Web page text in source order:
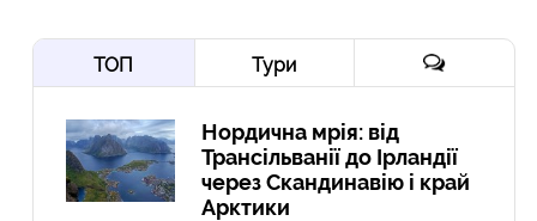
ТОП Тури
Нордична мрія: від
Трансільванії до Ірландії
через Скандинавію і край
Арктики